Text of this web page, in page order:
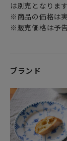
は別売となります
※商品の価格は
※販売価格は予
ブランド